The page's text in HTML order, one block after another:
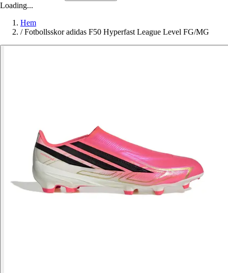
Loading...
Hem
/ Fotbollsskor adidas F50 Hyperfast League Level FG/MG